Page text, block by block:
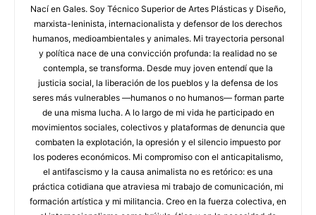
Nací en Gales. Soy Técnico Superior de Artes Plásticas y Diseño,
marxista-leninista, internacionalista y defensor de los derechos
humanos, medioambientales y animales. Mi trayectoria personal
y política nace de una convicción profunda: la realidad no se
contempla, se transforma. Desde muy joven entendí que la
justicia social, la liberación de los pueblos y la defensa de los
seres más vulnerables —humanos o no humanos— forman parte
de una misma lucha. A lo largo de mi vida he participado en
movimientos sociales, colectivos y plataformas de denuncia que
combaten la explotación, la opresión y el silencio impuesto por
los poderes económicos. Mi compromiso con el anticapitalismo,
el antifascismo y la causa animalista no es retórico: es una
práctica cotidiana que atraviesa mi trabajo de comunicación, mi
formación artística y mi militancia. Creo en la fuerza colectiva, en